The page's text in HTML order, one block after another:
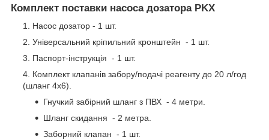
Комплект поставки насоса дозатора PKX
Насос дозатор - 1 шт.
Універсальний кріпильний кронштейн - 1 шт.
Паспорт-інструкція - 1 шт.
Комплект клапанів забору/подачі реагенту до 20 л/год
(шланг 4х6).
Гнучкий забірний шланг з ПВХ - 4 метри.
Шланг скидання - 2 метра.
Заборний клапан - 1 шт.